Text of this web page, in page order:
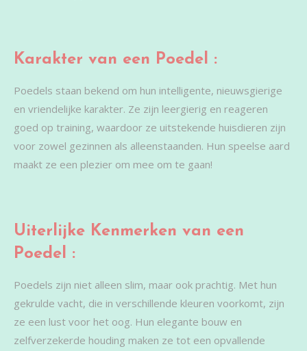
Karakter van een Poedel :
Poedels staan bekend om hun intelligente, nieuwsgierige
en vriendelijke karakter. Ze zijn leergierig en reageren
goed op training, waardoor ze uitstekende huisdieren zijn
voor zowel gezinnen als alleenstaanden. Hun speelse aard
maakt ze een plezier om mee om te gaan!
Uiterlijke Kenmerken van een
Poedel :
Poedels zijn niet alleen slim, maar ook prachtig. Met hun
gekrulde vacht, die in verschillende kleuren voorkomt, zijn
ze een lust voor het oog. Hun elegante bouw en
zelfverzekerde houding maken ze tot een opvallende